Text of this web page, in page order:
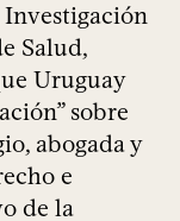
Salud,
Uruguay
sobre
abogada y
e
de la